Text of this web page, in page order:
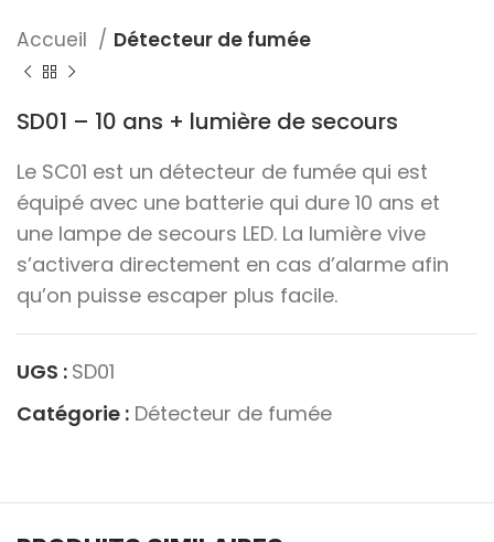
Accueil Détecteur de fumée
SD01 – 10 ans + lumière de secours
Le SC01 est un détecteur de fumée qui est
équipé avec une batterie qui dure 10 ans et
une lampe de secours LED. La lumière vive
s’activera directement en cas d’alarme afin
qu’on puisse escaper plus facile.
UGS : SD01
Catégorie : Détecteur de fumée